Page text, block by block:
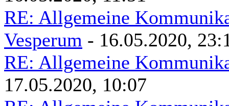
RE: Allgemeine
Vesperum - 16.05.2020,
RE: Allgemeine
17.05.2020, 10:07